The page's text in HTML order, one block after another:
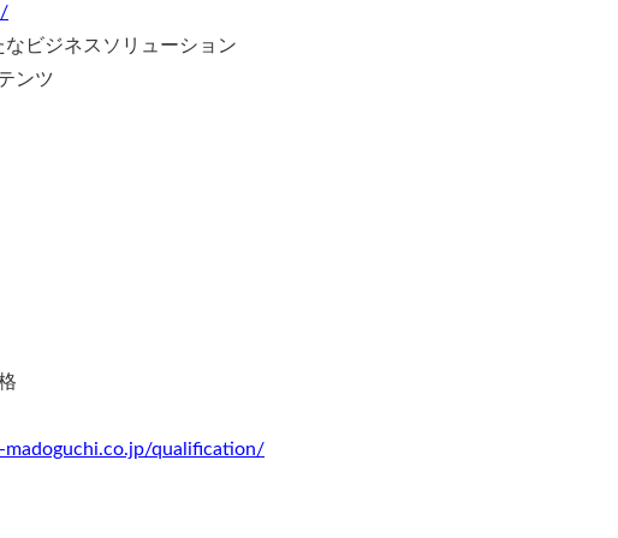
ビジネスソリューション
ンツ
madoguchi.co.jp/qualification/